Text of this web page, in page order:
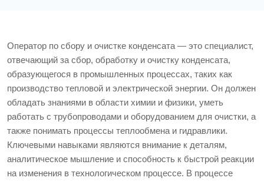
Оператор по сбору и очистке конденсата — это специалист,
отвечающий за сбор, обработку и очистку конденсата,
образующегося в промышленных процессах, таких как
производство тепловой и электрической энергии. Он должен
обладать знаниями в области химии и физики, уметь
работать с трубопроводами и оборудованием для очистки, а
также понимать процессы теплообмена и гидравлики.
Ключевыми навыками являются внимание к деталям,
аналитическое мышление и способность к быстрой реакции
на изменения в технологическом процессе. В процессе